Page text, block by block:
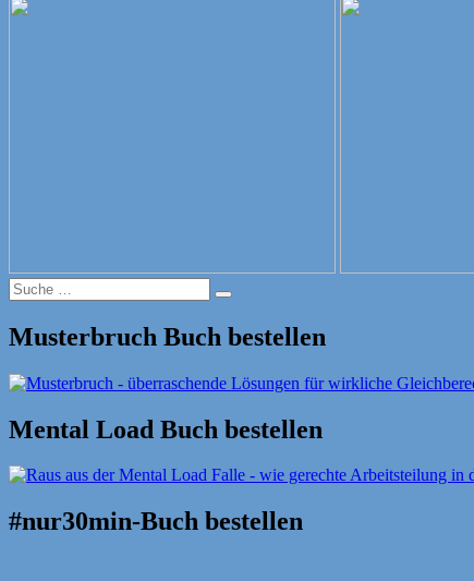
Suche
nach:
Suche
Musterbruch Buch bestellen
Mental Load Buch bestellen
#nur30min-Buch bestellen